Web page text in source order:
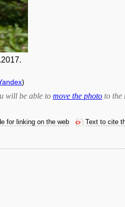
)
will be able to move the photo to the
for linking on the web Text to cite